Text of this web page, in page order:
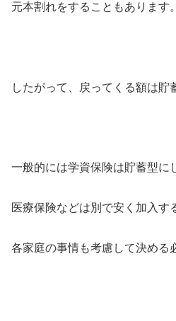
元本割れをすることもあります。
したがって、戻ってくる額は貯
一般的には学資保険は貯蓄型に
医療保険などは別で安く加入す
各家庭の事情も考慮して決める